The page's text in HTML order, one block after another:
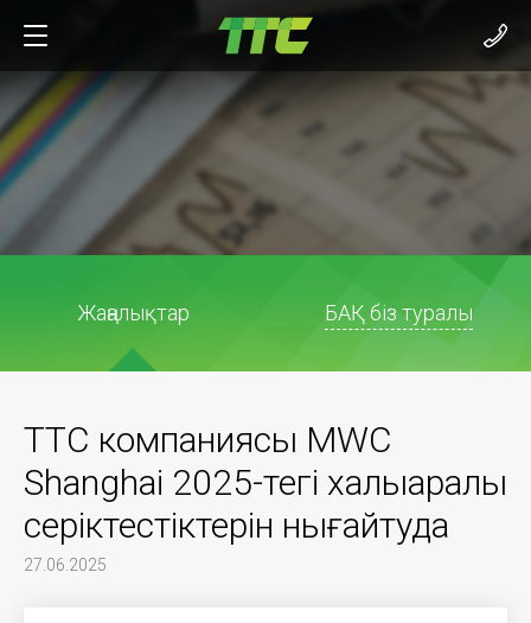
Жаңалықтар БАҚ біз туралы
ТТС компаниясы MWC
Shanghai 2025-тегі халықаралық
серіктестіктерін нығайтуда
27.06.2025